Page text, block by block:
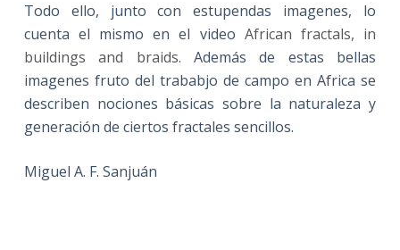
Todo ello, junto con estupendas imagenes, lo
cuenta el mismo en el video African fractals, in
buildings and braids. Además de estas bellas
imagenes fruto del trababjo de campo en Africa se
describen nociones básicas sobre la naturaleza y
generación de ciertos fractales sencillos.
Miguel A. F. Sanjuán